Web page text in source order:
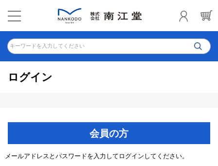
キーワードを入力してください
ログイン
会員の方
メールアドレスとパスワードを入力してログインしてください。